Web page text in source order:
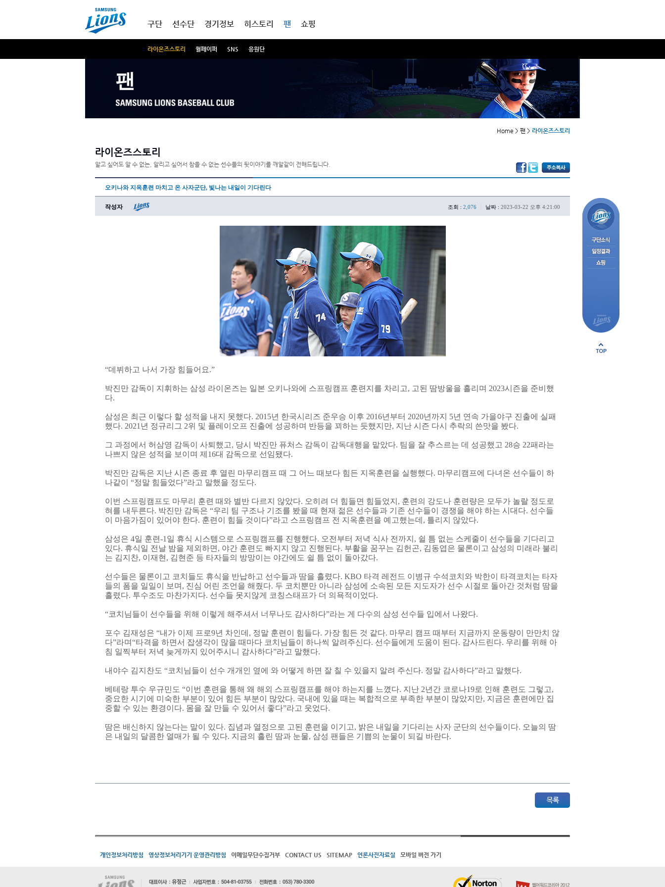
구단 선수단 경기정보 히스토리 팬
라이온즈스토리 월페이퍼 SNS 응원단
쇼핑
팬
Home > 팬 > 라이온즈스토리
라이온즈스토리
알고 싶어도 알 수 없는, 알리고 싶어서 참을 수 없는 선수들의 뒷이야기를 깨알같이 전해드립니다.
오키나와 지옥훈련 마치고 온 사자군단, 빛나는 내일이 기다린다
작성자 조회 : 2,076 날짜 : 2023-03-22 오후 4:21:00
“데뷔하고 나서 가장 힘들어요.”
박진만 감독이 지휘하는 삼성 라이온즈는 일본 오키나와에 스프링캠프 훈련지를 차리고, 고된 땀방울을 흘리며 2023시즌을 준비했
다.
삼성은 최근 이렇다 할 성적을 내지 못했다. 2015년 한국시리즈 준우승 이후 2016년부터 2020년까지 5년 연속 가을야구 진출에 실패
했다. 2021년 정규리그 2위 및 플레이오프 진출에 성공하며 반등을 꾀하는 듯했지만, 지난 시즌 다시 추락의 쓴맛을 봤다.
그 과정에서 허삼영 감독이 사퇴했고, 당시 박진만 퓨처스 감독이 감독대행을 맡았다. 팀을 잘 추스르는 데 성공했고 28승 22패라는
나쁘지 않은 성적을 보이며 제16대 감독으로 선임됐다.
박진만 감독은 지난 시즌 종료 후 열린 마무리캠프 때 그 어느 때보다 힘든 지옥훈련을 실행했다. 마무리캠프에 다녀온 선수들이 하
나같이 “정말 힘들었다”라고 말했을 정도다.
이번 스프링캠프도 마무리 훈련 때와 별반 다르지 않았다. 오히려 더 힘들면 힘들었지, 훈련의 강도나 훈련량은 모두가 놀랄 정도로
혀를 내두른다. 박진만 감독은 “우리 팀 구조나 기조를 봤을 때 현재 젊은 선수들과 기존 선수들이 경쟁을 해야 하는 시대다. 선수들
이 마음가짐이 있어야 한다. 훈련이 힘들 것이다”라고 스프링캠프 전 지옥훈련을 예고했는데, 틀리지 않았다.
삼성은 4일 훈련-1일 휴식 시스템으로 스프링캠프를 진행했다. 오전부터 저녁 식사 전까지, 쉴 틈 없는 스케줄이 선수들을 기다리고
있다. 휴식일 전날 밤을 제외하면, 야간 훈련도 빠지지 않고 진행된다. 부활을 꿈꾸는 김헌곤, 김동엽은 물론이고 삼성의 미래라 불리
는 김지찬, 이재현, 김현준 등 타자들의 방망이는 야간에도 쉴 틈 없이 돌아갔다.
선수들은 물론이고 코치들도 휴식을 반납하고 선수들과 땀을 흘렸다. KBO 타격 레전드 이병규 수석코치와 박한이 타격코치는 타자
들의 폼을 일일이 보며, 진심 어린 조언을 해줬다. 두 코치뿐만 아니라 삼성에 소속된 모든 지도자가 선수 시절로 돌아간 것처럼 땀을
흘렸다. 투수조도 마찬가지다. 선수들 못지않게 코칭스태프가 더 의욕적이었다.
“코치님들이 선수들을 위해 이렇게 해주셔서 너무나도 감사하다”라는 게 다수의 삼성 선수들 입에서 나왔다.
포수 김재성은 “내가 이제 프로9년 차인데, 정말 훈련이 힘들다. 가장 힘든 것 같다. 마무리 캠프 때부터 지금까지 운동량이 만만치 않
다”라며“타격을 하면서 잡생각이 많을 때마다 코치님들이 하나씩 알려주신다. 선수들에게 도움이 된다. 감사드린다. 우리를 위해 아
침 일찍부터 저녁 늦게까지 있어주시니 감사하다”라고 말했다.
내야수 김지찬도 “코치님들이 선수 개개인 옆에 와 어떻게 하면 잘 칠 수 있을지 알려 주신다. 정말 감사하다”라고 말했다.
베테랑 투수 우규민도 “이번 훈련을 통해 왜 해외 스프링캠프를 해야 하는지를 느꼈다. 지난 2년간 코로나19로 인해 훈련도 그렇고,
중요한 시기에 미숙한 부분이 있어 힘든 부분이 많았다. 국내에 있을 때는 복합적으로 부족한 부분이 많았지만, 지금은 훈련에만 집
중할 수 있는 환경이다. 몸을 잘 만들 수 있어서 좋다”라고 웃었다.
땀은 배신하지 않는다는 말이 있다. 집념과 열정으로 고된 훈련을 이기고, 밝은 내일을 기다리는 사자 군단의 선수들이다. 오늘의 땀
은 내일의 달콤한 열매가 될 수 있다. 지금의 흘린 땀과 눈물, 삼성 팬들은 기쁨의 눈물이 되길 바란다.
개인정보처리방침 영상정보처리기기 운영관리방침 이메일무단수집거부 CONTACT US SITEMAP 언론사진자료실 모바일 버전 가기